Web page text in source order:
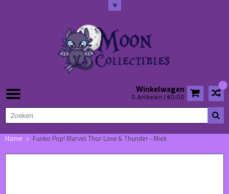
0
Winkelwagen
0 Artikelen / €0,00
Home Funko Pop! Marvel Thor Love & Thunder - Miek